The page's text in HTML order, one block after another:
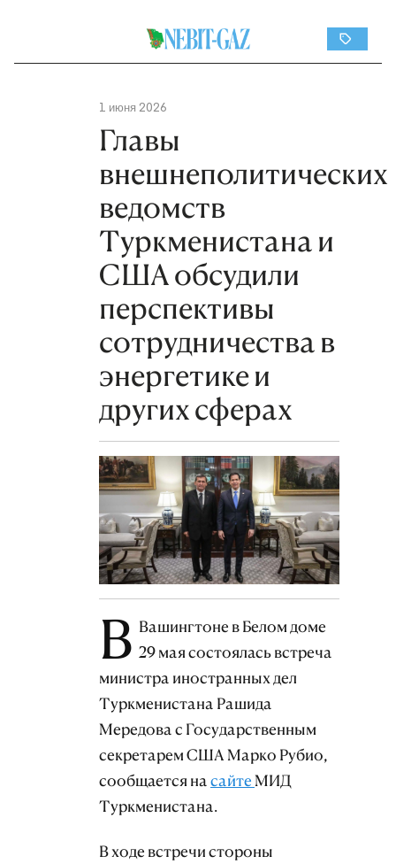
1 июня 2026
Главы
внешнеполитических
ведомств
Туркменистана и
США обсудили
перспективы
сотрудничества в
энергетике и
других сферах
В Вашингтоне в Белом доме
29 мая состоялась встреча
министра иностранных дел
Туркменистана Рашида
Мередова с Государственным
секретарем США Марко Рубио,
сообщается насайтеМИД
Туркменистана.
В ходе встречи стороны